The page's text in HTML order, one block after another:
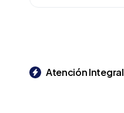
Atención Integral